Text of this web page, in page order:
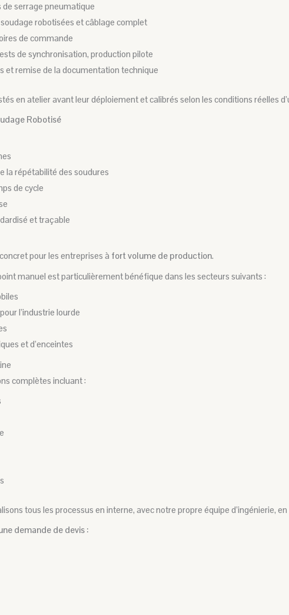
serrage pneumatique
robotisées et câblage complet
de commande
de synchronisation, production pilote
et remise de la documentation technique
en atelier avant leur déploiement et calibrés selon les conditions réelles
Robotisé
la répétabilité des soudures
de cycle
et traçable
pour les entreprises à fort volume de production.
manuel est particulièrement bénéfique dans les secteurs suivants :
l’industrie lourde
et d’enceintes
complètes incluant :
tous les processus en interne, avec notre propre équipe d’ingénierie,
demande de devis :